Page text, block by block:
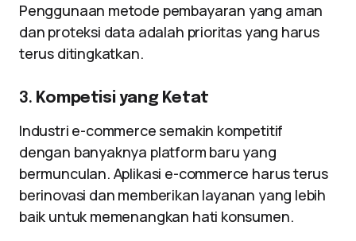
Penggunaan metode pembayaran yang aman
dan proteksi data adalah prioritas yang harus
terus ditingkatkan.
3. Kompetisi yang Ketat
Industri e-commerce semakin kompetitif
dengan banyaknya platform baru yang
bermunculan. Aplikasi e-commerce harus terus
berinovasi dan memberikan layanan yang lebih
baik untuk memenangkan hati konsumen.